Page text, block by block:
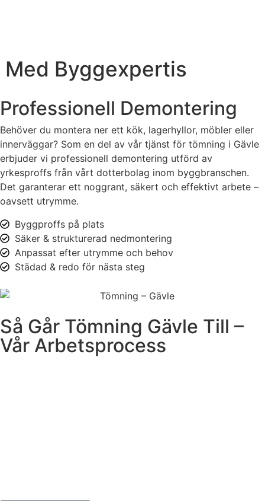
Med Byggexpertis
Professionell Demontering
Behöver du montera ner ett kök, lagerhyllor, möbler eller
innerväggar? Som en del av vår tjänst för tömning i Gävle
erbjuder vi professionell demontering utförd av
yrkesproffs från vårt dotterbolag inom byggbranschen.
Det garanterar ett noggrant, säkert och effektivt arbete –
oavsett utrymme.
Byggproffs på plats
Säker & strukturerad nedmontering
Anpassat efter utrymme och behov
Städad & redo för nästa steg
Så Går Tömning Gävle Till –
Vår Arbetsprocess